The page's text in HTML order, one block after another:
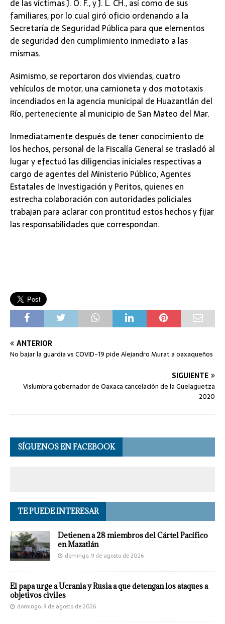
de las víctimas J. O. F., y J. L. CH., así como de sus
familiares, por lo cual giró oficio ordenando a la
Secretaría de Seguridad Pública para que elementos
de seguridad den cumplimiento inmediato a las
mismas.
Asimismo, se reportaron dos viviendas, cuatro
vehículos de motor, una camioneta y dos mototaxis
incendiados en la agencia municipal de Huazantlán del
Río, perteneciente al municipio de San Mateo del Mar.
Inmediatamente después de tener conocimiento de
los hechos, personal de la Fiscalía General se trasladó al
lugar y efectuó las diligencias iniciales respectivas a
cargo de agentes del Ministerio Público, Agentes
Estatales de Investigación y Peritos, quienes en
estrecha colaboración con autoridades policiales
trabajan para aclarar con prontitud estos hechos y fijar
las responsabilidades que correspondan.
ANTERIOR
No bajar la guardia vs COVID-19 pide Alejandro Murat a oaxaqueños
SIGUIENTE
Vislumbra gobernador de Oaxaca cancelación de la Guelaguetza
2020
SÍGUENOS EN FACEBOOK
TE PUEDE INTERESAR
Detienen a 28 miembros del Cártel Pacífico
en Mazatlán
domingo, 9 de agosto de 2026
El papa urge a Ucrania y Rusia a que detengan los ataques a
objetivos civiles
domingo, 9 de agosto de 2026